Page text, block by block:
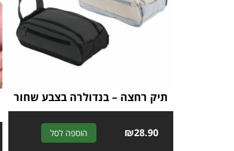
תיק רחצה – בנדולרה בצבע שחור
₪28.90 הוספה לסל